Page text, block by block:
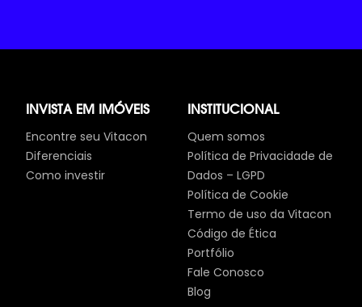
INVISTA EM IMÓVEIS
Encontre seu Vitacon
Diferenciais
Como investir
INSTITUCIONAL
Quem somos
Política de Privacidade de
Dados – LGPD
Política de Cookie
Termo de uso da Vitacon
Código de Ética
Portfólio
Fale Conosco
Blog